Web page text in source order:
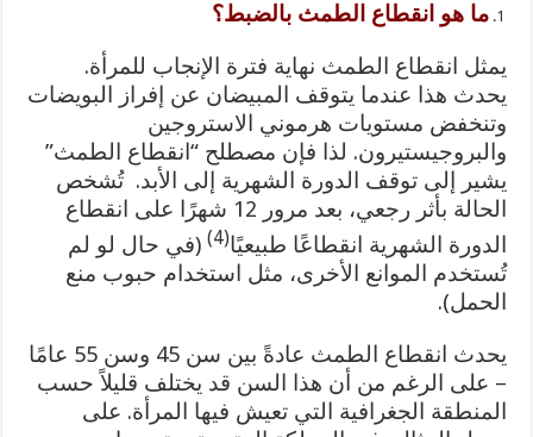
ما هو انقطاع الطمث بالضبط؟
يمثل انقطاع الطمث نهاية فترة الإنجاب للمرأة.
يحدث هذا عندما يتوقف المبيضان عن إفراز البويضات
وتنخفض مستويات هرموني الاستروجين
والبروجيستيرون. لذا فإن مصطلح “انقطاع الطمث”
يشير إلى توقف الدورة الشهرية إلى الأبد. تُشخص
الحالة بأثر رجعي، بعد مرور 12 شهرًا على انقطاع
الدورة الشهرية انقطاعًا طبيعيًا(4)
(في حال لو لم
تُستخدم الموانع الأخرى، مثل استخدام حبوب منع
الحمل).
يحدث انقطاع الطمث عادةً بين سن 45 وسن 55 عامًا
– على الرغم من أن هذا السن قد يختلف قليلاً حسب
المنطقة الجغرافية التي تعيش فيها المرأة. على